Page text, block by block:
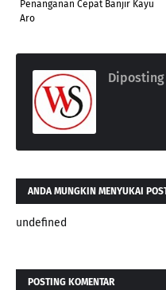
Penanganan Cepat Banjir Kayu
Aro
ANDA MUNGKIN MENYUKAI
undefined
POSTING KOMENTAR